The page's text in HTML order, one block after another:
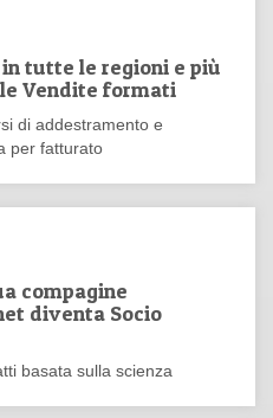
tutte le regioni e più
Vendite formati
di addestramento e
per fatturato
compagine
diventa Socio
basata sulla scienza